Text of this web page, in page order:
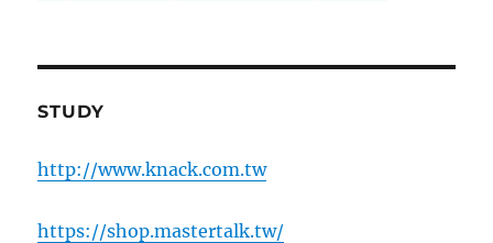
STUDY
http://www.knack.com.tw
https://shop.mastertalk.tw/